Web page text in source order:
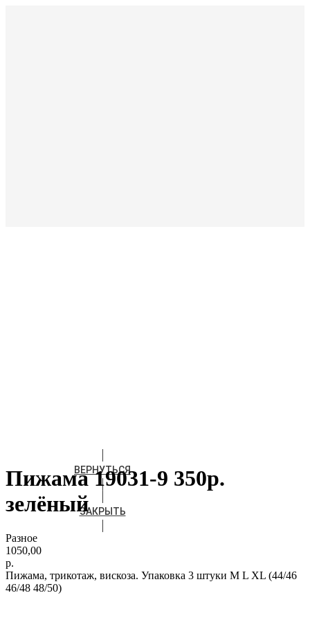
ВЕРНУТЬСЯ
ЗАКРЫТЬ
Пижама 19031-9 350р.
зелёный
Разное
1050,00
р.
Пижама, трикотаж, вискоза. Упаковка 3 штуки М L XL (44/46
46/48 48/50)